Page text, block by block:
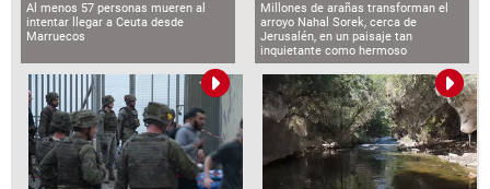
Al menos 57 personas mueren al
intentar llegar a Ceuta desde
Marruecos
Millones de arañas transforman el
arroyo Nahal Sorek, cerca de
Jerusalén, en un paisaje tan
inquietante como hermoso